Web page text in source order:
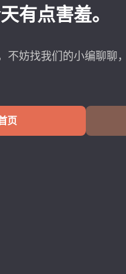
有点害羞。
不妨找我们的小编聊聊
页